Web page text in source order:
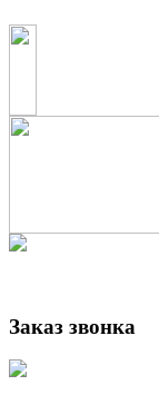
Заказ звонка